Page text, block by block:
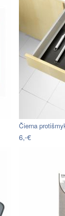
Čierna
6,-€